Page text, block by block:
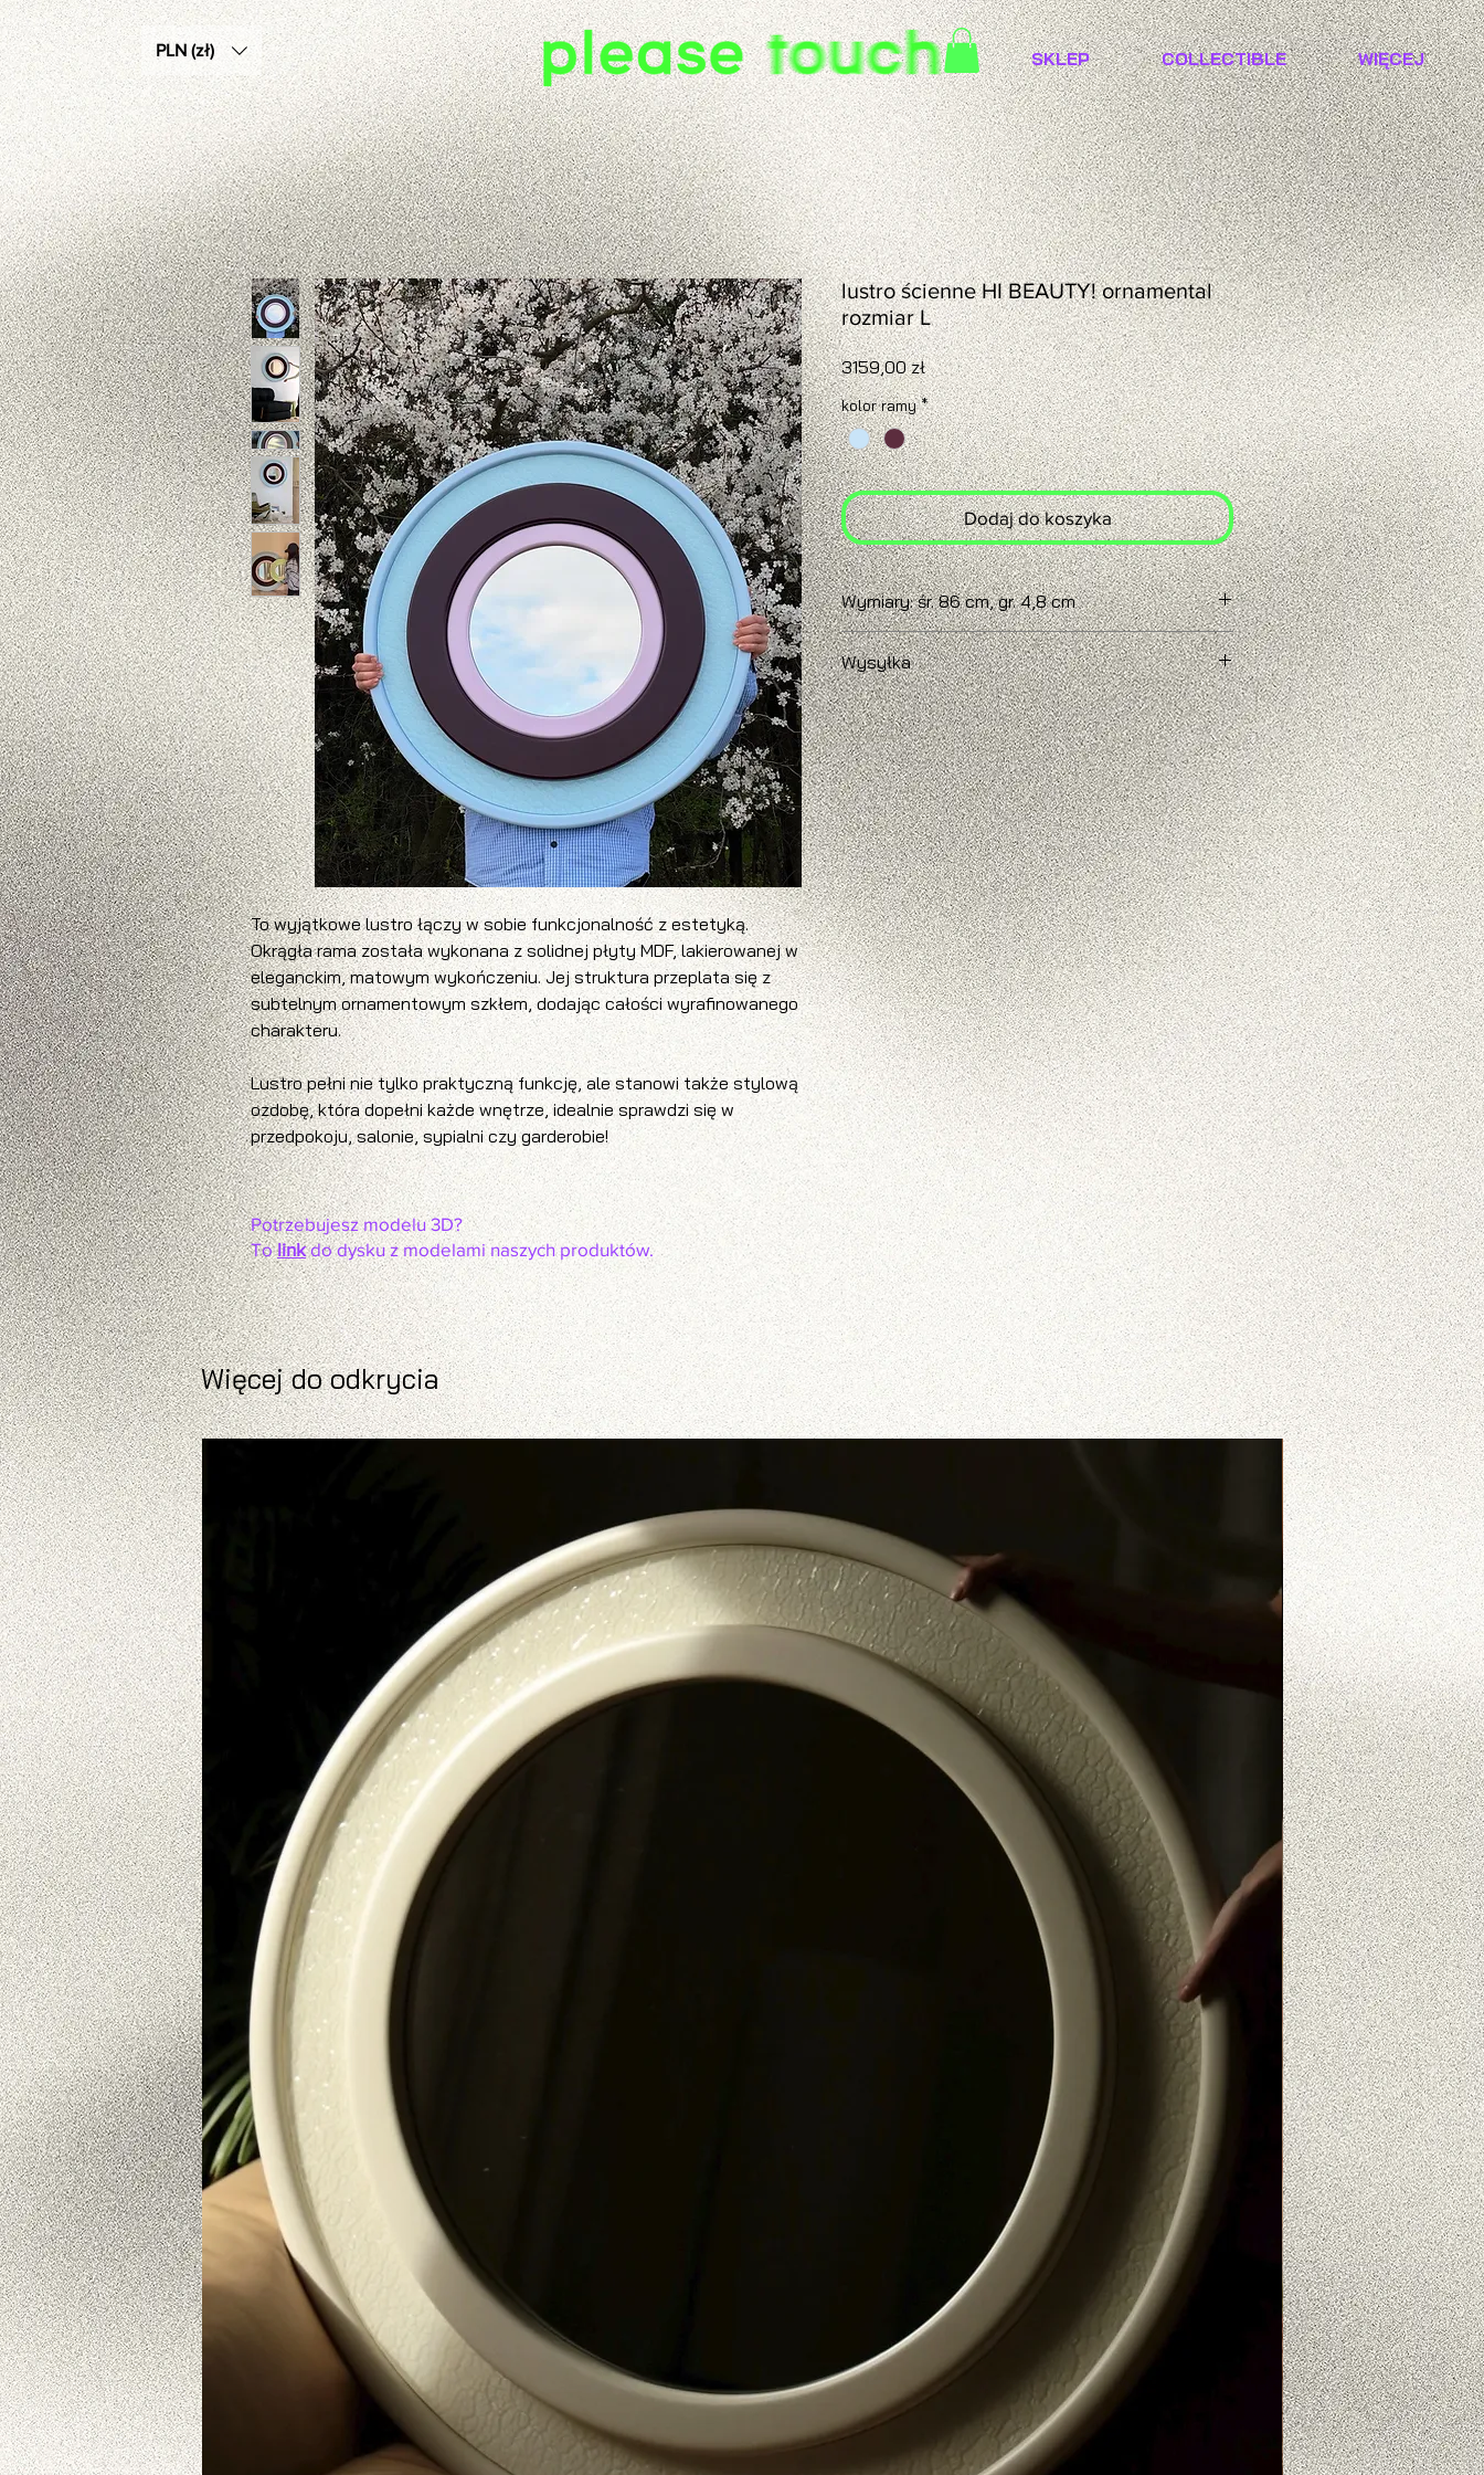
PLN (zł) SKLEP COLLECTIBLE WIĘCEJ
To wyjątkowe lustro łączy w sobie funkcjonalność z estetyką.
Okrągła rama została wykonana z solidnej płyty MDF, lakierowanej w
eleganckim, matowym wykończeniu. Jej struktura przeplata się z
subtelnym ornamentowym szkłem, dodając całości wyrafinowanego
charakteru.
Lustro pełni nie tylko praktyczną funkcję, ale stanowi także stylową
ozdobę, która dopełni każde wnętrze, idealnie sprawdzi się w
przedpokoju, salonie, sypialni czy garderobie!
lustro ścienne HI BEAUTY! ornamental
rozmiar L
3159,00 złCena
kolor ramy *
Dodaj do koszyka
Wymiary: śr. 86 cm, gr. 4,8 cm
Czas realizacji: 3 - 6 tygodni
Wysyłka
W przypadku chęci zamówienia większej liczby sztuk
prosimy o kontakt, w celu ustalenia szczegółów
wysyłki.
Potrzebujesz modelu 3D?
Tolinkdo dysku z modelami naszych produktów.
Więcej do odkrycia